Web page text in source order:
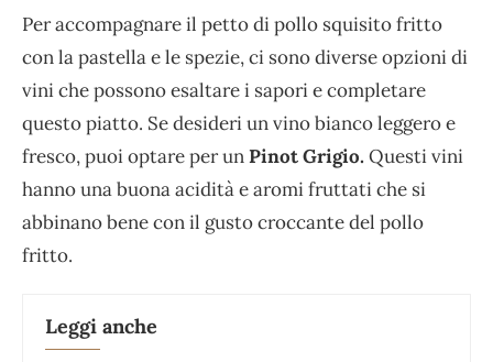
Per accompagnare il petto di pollo squisito fritto
con la pastella e le spezie, ci sono diverse opzioni di
vini che possono esaltare i sapori e completare
questo piatto. Se desideri un vino bianco leggero e
fresco, puoi optare per unPinot Grigio. Questi vini
hanno una buona acidità e aromi fruttati che si
abbinano bene con il gusto croccante del pollo
fritto.
Leggi anche